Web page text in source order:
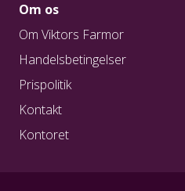
mens det i efteråret er 20-
den høje temperatur ikke
luftfugtigheden er lav, og
ubehageligt.
Mallorca
Om os
Om Viktors Farmor
Handelsbetingelser
Prispolitik
Kontakt
Kontoret